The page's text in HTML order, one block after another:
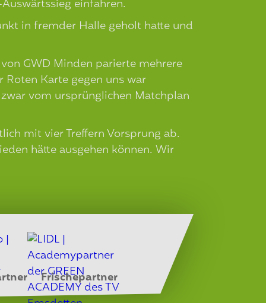
einfahren.
in fremder Halle geholt hatte und
GWD Minden parierte mehrere
Karte gegen uns war
vom ursprünglichen Matchplan
mit vier Treffern Vorsprung ab.
hätte ausgehen können. Wir
Frischepartner